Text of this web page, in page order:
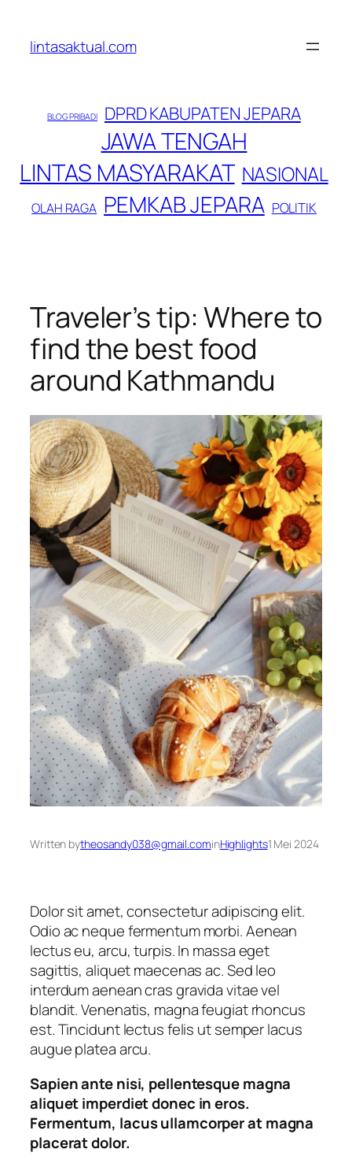
konten
lintasaktual.com
BLOG PRIBADI DPRD KABUPATEN JEPARA
JAWA TENGAH
LINTAS MASYARAKAT NASIONAL
OLAH RAGA PEMKAB JEPARA POLITIK
Traveler’s tip: Where to
find the best food
around Kathmandu
Written bytheosandy038@gmail.cominHighlights1 Mei 2024
Dolor sit amet, consectetur adipiscing elit.
Odio ac neque fermentum morbi. Aenean
lectus eu, arcu, turpis. In massa eget
sagittis, aliquet maecenas ac. Sed leo
interdum aenean cras gravida vitae vel
blandit. Venenatis, magna feugiat rhoncus
est. Tincidunt lectus felis ut semper lacus
augue platea arcu.
Sapien ante nisi, pellentesque magna
aliquet imperdiet donec in eros.
Fermentum, lacus ullamcorper at magna
placerat dolor.